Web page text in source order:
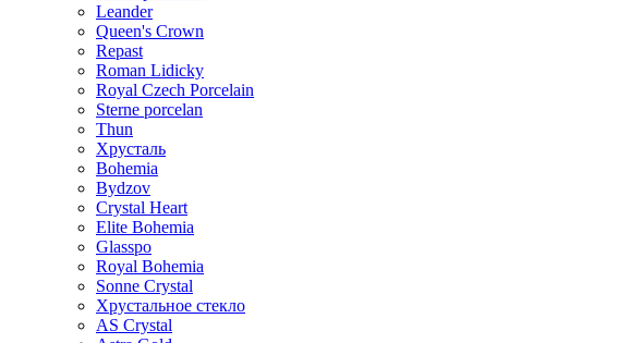
Leander
Queen's Crown
Repast
Roman Lidicky
Royal Czech Porcelain
Sterne porcelan
Thun
Хрусталь
Bohemia
Bydzov
Crystal Heart
Elite Bohemia
Glasspo
Royal Bohemia
Sonne Crystal
Хрустальное стекло
AS Crystal